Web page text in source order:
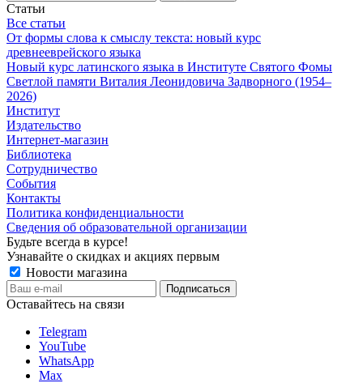
Статьи
Все статьи
От формы слова к смыслу текста: новый курс
древнееврейского языка
Новый курс латинского языка в Институте Святого Фомы
Светлой памяти Виталия Леонидовича Задворного (1954–
2026)
Институт
Издательство
Интернет-магазин
Библиотека
Сотрудничество
События
Контакты
Политика конфиденциальности
Сведения об образовательной организации
Будьте всегда в курсе!
Узнавайте о скидках и акциях первым
Новости магазина
Оставайтесь на связи
Telegram
YouTube
WhatsApp
Max